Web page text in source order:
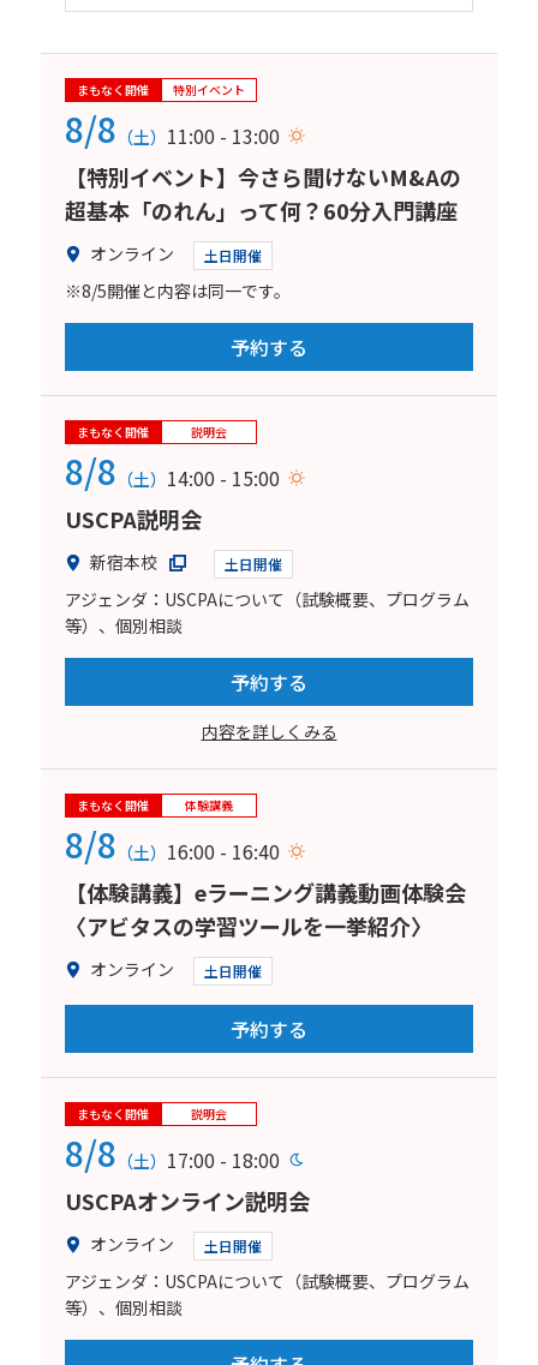
まもなく開催 特別イベント
8/8 （土） 11:00 - 13:00
【特別イベント】今さら聞けないM&Aの
超基本「のれん」って何？60分入門講座
オンライン 土日開催
※8/5開催と内容は同一です。
予約する
まもなく開催 説明会
8/8 （土） 14:00 - 15:00
USCPA説明会
新宿本校 土日開催
アジェンダ：USCPAについて（試験概要、プログラム
等）、個別相談
予約する
内容を詳しくみる
まもなく開催 体験講義
8/8 （土） 16:00 - 16:40
【体験講義】eラーニング講義動画体験会
〈アビタスの学習ツールを一挙紹介〉
オンライン 土日開催
予約する
まもなく開催 説明会
8/8 （土） 17:00 - 18:00
USCPAオンライン説明会
オンライン 土日開催
アジェンダ：USCPAについて（試験概要、プログラム
等）、個別相談